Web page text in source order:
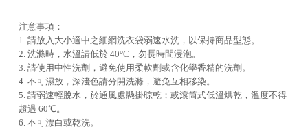
注意事項：
1. 請放入大小適中之細網洗衣袋弱速水洗，以保持商品型態。
2. 洗滌時，水溫請低於 40°C，勿長時間浸泡。
3. 請使用中性洗劑，避免使用柔軟劑或含化學香精的洗劑。
4. 不可濕放，深淺色請分開洗滌，避免互相移染。
5. 請弱速輕脫水，於通風處懸掛晾乾；或滾筒式低溫烘乾，溫度不得
超過 60℃。
6. 不可漂白或乾洗。